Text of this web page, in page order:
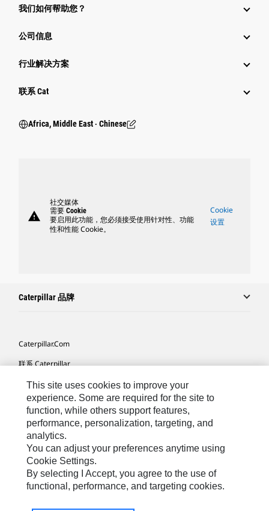
我们如何帮助您？
公司信息
行业解决方案
行业
联系 Cat
Africa, Middle East ‧ Chinese
warning
社交媒体
需要 Cookie
要启用此功能，您必须接受使用针对性、功能
性和性能 Cookie。
Cookie
设置
Caterpillar 品牌
Caterpillar.com
联系 Caterpillar
我的营销首选项
站点地图
Cookie Settings
法律
隐私
This site uses cookies to improve your
experience. Some are required for the site to
function, while others support features,
performance, personalization, targeting, and
analytics.
You can adjust your preferences anytime using
Cookie Settings.
By selecting I Accept, you agree to the use of
functional, performance, and targeting cookies.